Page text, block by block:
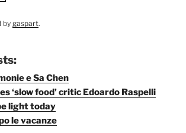
by gaspart.
e Sa Chen
‘slow food’ critic Edoardo Raspelli
light today
le vacanze